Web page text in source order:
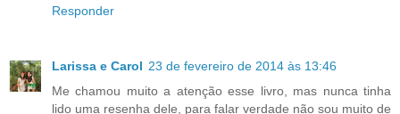
Responder
Larissa e Carol 23 de fevereiro de 2014 às 13:46
Me chamou muito a atenção esse livro, mas nunca tinha
lido uma resenha dele, para falar verdade não sou muito de